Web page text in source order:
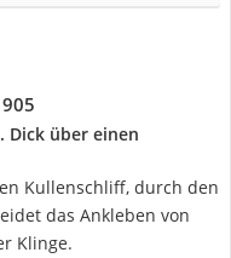
Dick über einen
Kullenschliff, durch den
das Ankleben von
Klinge.